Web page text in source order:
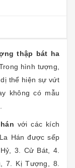
thập bát ha
hình tượng,
thể hiện sự vứt
không có mẫu
với các kích
Hán được sếp
3. Cử Bát, 4.
7. Kị Tượng, 8.